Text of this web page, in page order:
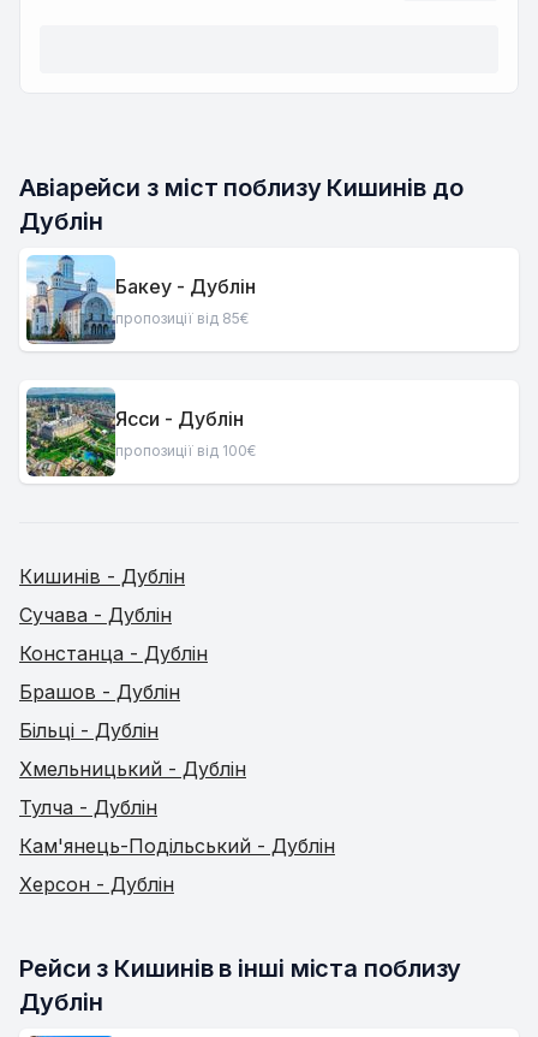
Авіарейси з міст поблизу Кишинів до
Дублін
Бакеу - Дублін
пропозиції від 85€
Ясси - Дублін
пропозиції від 100€
Кишинів - Дублін
Сучава - Дублін
Констанца - Дублін
Брашов - Дублін
Більці - Дублін
Хмельницький - Дублін
Тулча - Дублін
Кам'янець-Подільський - Дублін
Херсон - Дублін
Рейси з Кишинів в інші міста поблизу
Дублін